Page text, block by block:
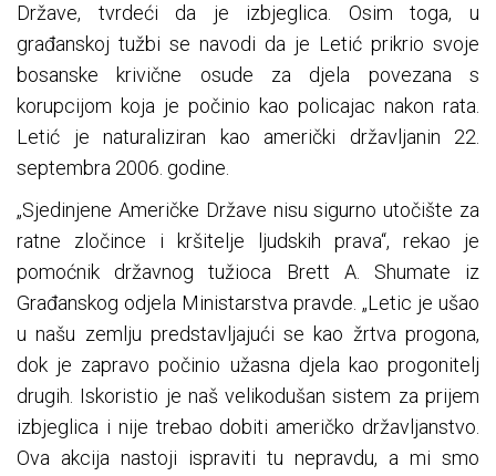
Države, tvrdeći da je izbjeglica. Osim toga, u
građanskoj tužbi se navodi da je Letić prikrio svoje
bosanske krivične osude za djela povezana s
korupcijom koja je počinio kao policajac nakon rata.
Letić je naturaliziran kao američki državljanin 22.
septembra 2006. godine.
„Sjedinjene Američke Države nisu sigurno utočište za
ratne zločince i kršitelje ljudskih prava“, rekao je
pomoćnik državnog tužioca Brett A. Shumate iz
Građanskog odjela Ministarstva pravde. „Letic je ušao
u našu zemlju predstavljajući se kao žrtva progona,
dok je zapravo počinio užasna djela kao progonitelj
drugih. Iskoristio je naš velikodušan sistem za prijem
izbjeglica i nije trebao dobiti američko državljanstvo.
Ova akcija nastoji ispraviti tu nepravdu, a mi smo